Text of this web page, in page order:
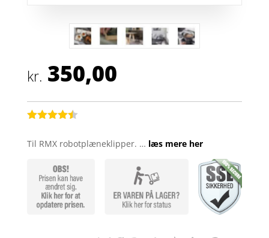
kr. 350,00
ud af 5
kundebedø
mmelser
Til RMX robotplæneklipper. … læs mere her